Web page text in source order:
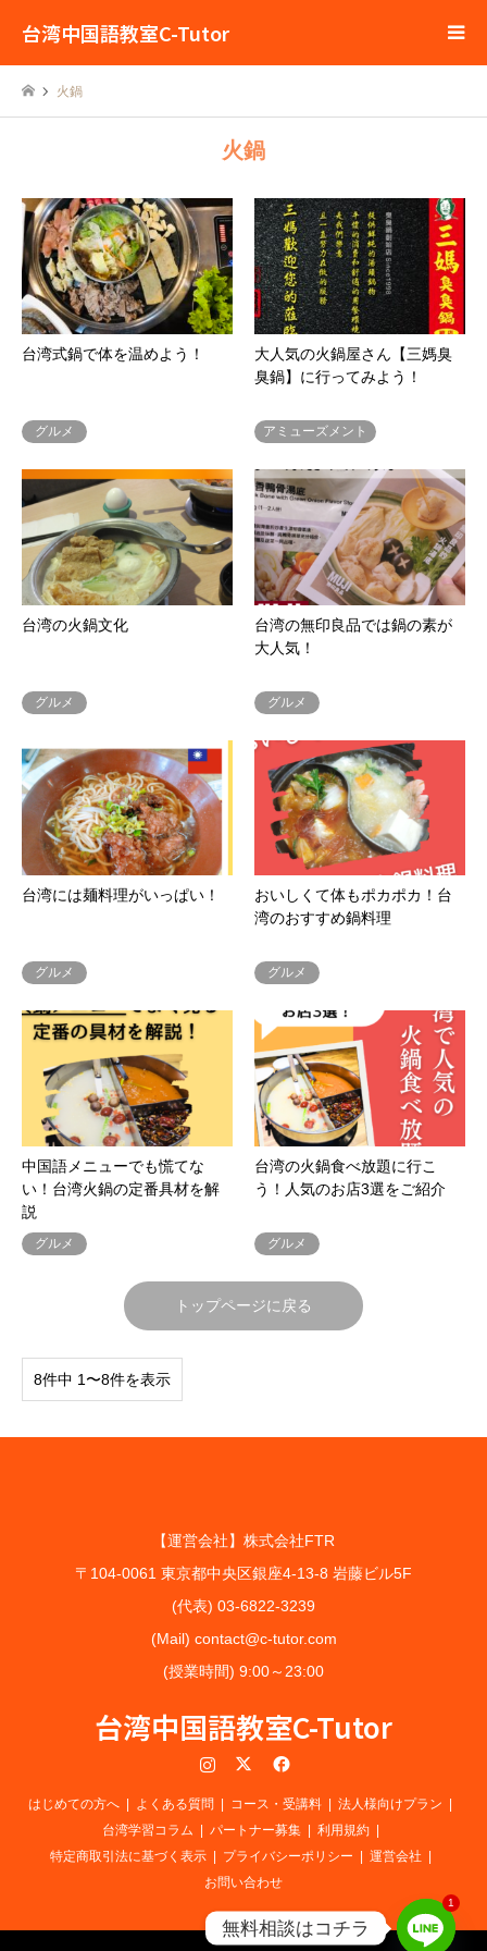
台湾中国語教室C-Tutor
火鍋
火鍋
台湾式鍋で体を温めよう！
グルメ
大人気の火鍋屋さん【三媽臭
臭鍋】に行ってみよう！
アミューズメント
台湾の火鍋文化
グルメ
台湾の無印良品では鍋の素が
大人気！
グルメ
台湾には麺料理がいっぱい！
グルメ
おいしくて体もポカポカ！台
湾のおすすめ鍋料理
グルメ
中国語メニューでも慌てな
い！台湾火鍋の定番具材を解
説
グルメ
台湾の火鍋食べ放題に行こ
う！人気のお店3選をご紹介
グルメ
トップページに戻る
8件中 1〜8件を表示
【運営会社】株式会社FTR
〒104-0061 東京都中央区銀座4-13-8 岩藤ビル5F
(代表) 03-6822-3239
(Mail) contact@c-tutor.com
(授業時間) 9:00～23:00
台湾中国語教室C-Tutor
はじめての方へ よくある質問 コース・受講料
法人様向けプラン
台湾学習コラム
パートナー募集
利用規約
特定商取引法に基づく表示
プライバシーポリシー
運営会社
お問い合わせ
1
無料相談はコチラ